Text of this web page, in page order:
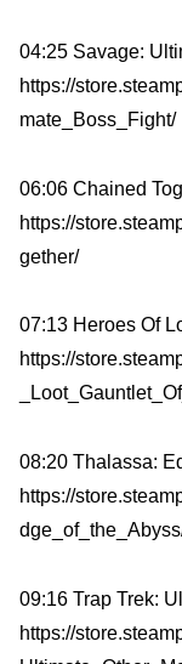
04:25 Savage:
https://
mate_Boss_Fight/
06:06 Chained
https://
gether/
07:13 Heroes Of
https://
08:20 Thalassa:
https://
09:16 Trap Trek:
https://